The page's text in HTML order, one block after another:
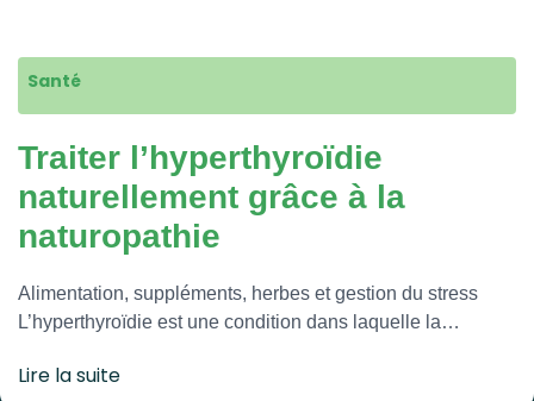
Santé
Traiter l’hyperthyroïdie
naturellement grâce à la
naturopathie
Alimentation, suppléments, herbes et gestion du stress
L’hyperthyroïdie est une condition dans laquelle la…
Lire la suite